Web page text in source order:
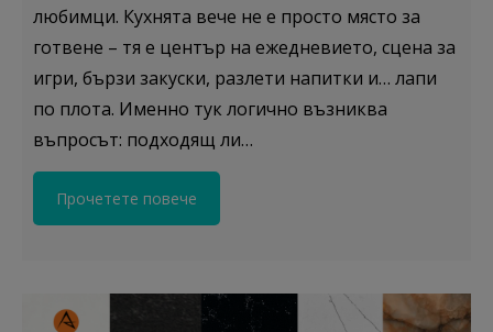
любимци. Кухнята вече не е просто място за
готвене – тя е център на ежедневието, сцена за
игри, бързи закуски, разлети напитки и… лапи
по плота. Именно тук логично възниква
въпросът: подходящ ли…
Прочетете повече